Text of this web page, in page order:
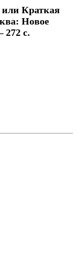
Краткая
Новое
272 с.